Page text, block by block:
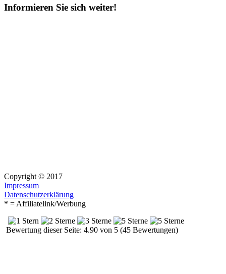
Informieren Sie sich weiter!
Copyright © 2017
Impressum
Datenschutzerklärung
* = Affiliatelink/Werbung
Bewertung dieser Seite: 4.90 von 5 (45 Bewertungen)